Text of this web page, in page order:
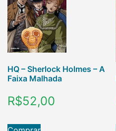
HQ – Sherlock Holmes – A
Faixa Malhada
R$52,00